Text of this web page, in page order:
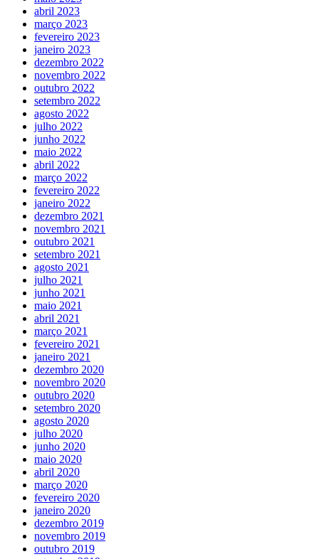
abril 2023
março 2023
fevereiro 2023
janeiro 2023
dezembro 2022
novembro 2022
outubro 2022
setembro 2022
agosto 2022
julho 2022
junho 2022
maio 2022
abril 2022
março 2022
fevereiro 2022
janeiro 2022
dezembro 2021
novembro 2021
outubro 2021
setembro 2021
agosto 2021
julho 2021
junho 2021
maio 2021
abril 2021
março 2021
fevereiro 2021
janeiro 2021
dezembro 2020
novembro 2020
outubro 2020
setembro 2020
agosto 2020
julho 2020
junho 2020
maio 2020
abril 2020
março 2020
fevereiro 2020
janeiro 2020
dezembro 2019
novembro 2019
outubro 2019